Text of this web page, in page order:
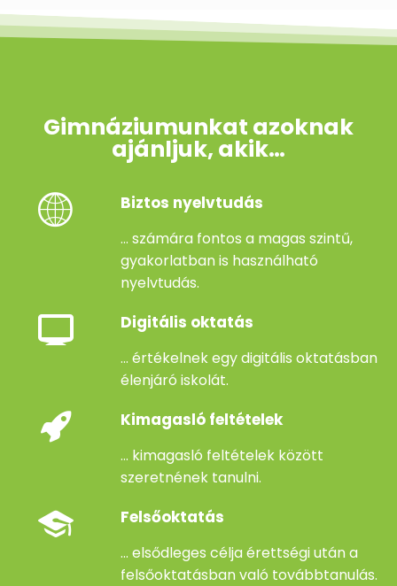
Gimnáziumunkat azoknak
ajánljuk, akik…
Biztos nyelvtudás
... számára fontos a magas szintű,
gyakorlatban is használható
nyelvtudás.
Digitális oktatás
... értékelnek egy digitális oktatásban
élenjáró iskolát.
Kimagasló feltételek
... kimagasló feltételek között
szeretnének tanulni.
Felsőoktatás
... elsődleges célja érettségi után a
felsőoktatásban való továbbtanulás.